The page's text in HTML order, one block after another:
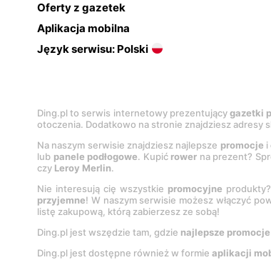
Oferty z gazetek
Aplikacja mobilna
Język serwisu: Polski
Ding.pl to serwis internetowy prezentującygazetki
otoczenia. Dodatkowo na stronie znajdziesz adresy
Na naszym serwisie znajdziesz najlepsze promocje i
lub panele podłogowe. Kupić rower na prezent?
czy Leroy Merlin.
Nie interesują cię wszystkie promocyjne
przyjemne! W naszym serwisie możesz włączyć
listę zakupową, którą zabierzesz ze sobą!
Ding.pl jest wszędzie tam, gdzie najlepsze promocje
Ding.pl jest dostępne również w formie aplikacji